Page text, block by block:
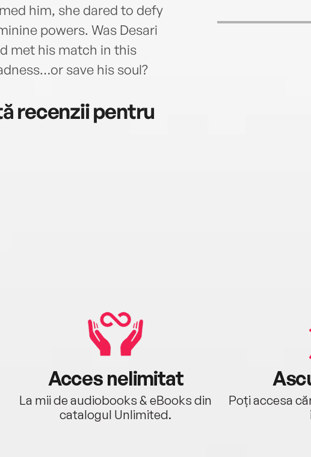
him, she dared to defy
powers. Was Desari
met his match in this
save his soul?
recenzii pentru
Acces nelimitat
La mii de audiobooks & eBooks din
catalogul Unlimited.
Poți accesa